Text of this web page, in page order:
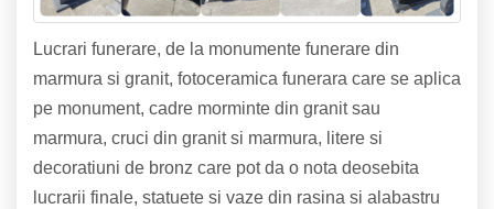
Lucrari funerare, de la monumente funerare din
marmura si granit, fotoceramica funerara care se aplica
pe monument, cadre morminte din granit sau
marmura, cruci din granit si marmura, litere si
decoratiuni de bronz care pot da o nota deosebita
lucrarii finale, statuete si vaze din rasina si alabastru